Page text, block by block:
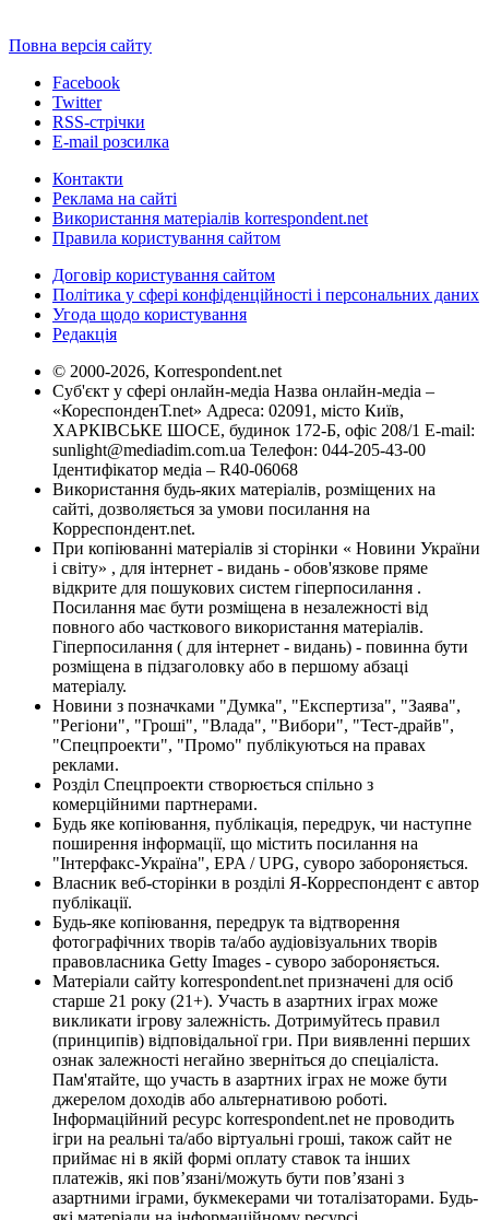
Повна версія сайту
Facebook
Twitter
RSS-стрічки
E-mail розсилка
Контакти
Реклама на сайті
Використання матеріалів korrespondent.net
Правила користування сайтом
Договір користування сайтом
Політика у сфері конфіденційності і персональних даних
Угода щодо користування
Редакція
© 2000-2026, Korrespondent.net
Суб'єкт у сфері онлайн-медіа Назва онлайн-медіа –
«КореспонденТ.net» Адреса: 02091, місто Київ,
ХАРКІВСЬКЕ ШОСЕ, будинок 172-Б, офіс 208/1 E-mail:
sunlight@mediadim.com.ua Телефон: 044-205-43-00
Ідентифікатор медіа – R40-06068
Використання будь-яких матеріалів, розміщених на
сайті, дозволяється за умови посилання на
Корреспондент.net.
При копіюванні матеріалів зі сторінки « Новини України
і світу» , для інтернет - видань - обов'язкове пряме
відкрите для пошукових систем гіперпосилання .
Посилання має бути розміщена в незалежності від
повного або часткового використання матеріалів.
Гіперпосилання ( для інтернет - видань) - повинна бути
розміщена в підзаголовку або в першому абзаці
матеріалу.
Новини з позначками "Думка", "Експертиза", "Заява",
"Регіони", "Гроші", "Влада", "Вибори", "Тест-драйв",
"Спецпроекти", "Промо" публікуються на правах
реклами.
Розділ Спецпроекти створюється спільно з
комерційними партнерами.
Будь яке копіювання, публікація, передрук, чи наступне
поширення інформації, що містить посилання на
"Інтерфакс-Україна", EPA / UPG, суворо забороняється.
Власник веб-сторінки в розділі Я-Корреспондент є автор
публікації.
Будь-яке копіювання, передрук та відтворення
фотографічних творів та/або аудіовізуальних творів
правовласника Getty Images - суворо забороняється.
Матеріали сайту korrespondent.net призначені для осіб
старше 21 року (21+). Участь в азартних іграх може
викликати ігрову залежність. Дотримуйтесь правил
(принципів) відповідальної гри. При виявленні перших
ознак залежності негайно зверніться до спеціаліста.
Пам'ятайте, що участь в азартних іграх не може бути
джерелом доходів або альтернативою роботі.
Інформаційний ресурс korrespondent.net не проводить
ігри на реальні та/або віртуальні гроші, також сайт не
приймає ні в якій формі оплату ставок та інших
платежів, які пов’язані/можуть бути пов’язані з
азартними іграми, букмекерами чи тоталізаторами. Будь-